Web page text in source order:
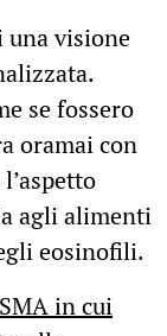
visione
se fossero
oramai con
agli alimenti
eosinofili.
in cui